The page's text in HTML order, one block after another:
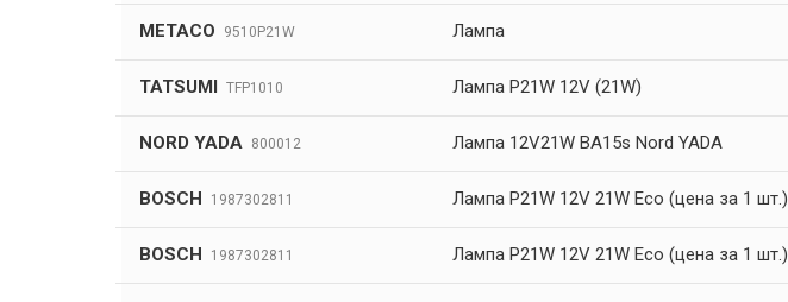
METACO 9510P21W Лампа
TATSUMI TFP1010 Лампа P21W 12V (21W)
NORD YADA 800012 Лампа 12V21W BA15s Nord YADA
BOSCH 1987302811 Лампа P21W 12V 21W Eco (цена за 1 шт.)
BOSCH 1987302811 Лампа P21W 12V 21W Eco (цена за 1 шт.)